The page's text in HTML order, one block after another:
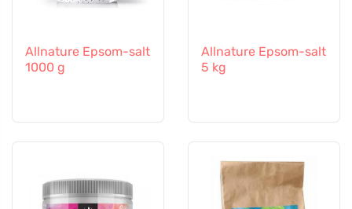
Allnature Epsom-salt
1000 g
Allnature Epsom-salt
5 kg